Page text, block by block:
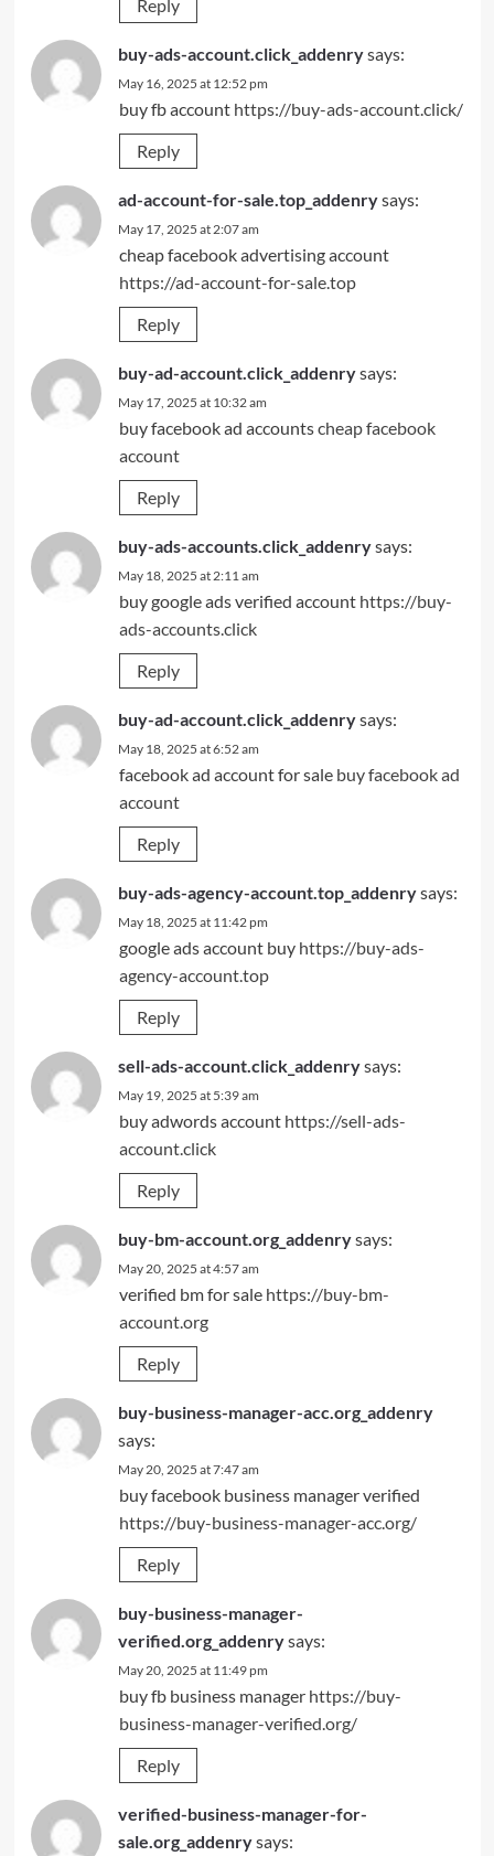
Reply
buy-ads-account.click_addenrysays:
May 16, 2025 at 12:52 pm
buy fb account https://buy-ads-account.click/
Reply
ad-account-for-sale.top_addenrysays:
May 17, 2025 at 2:07 am
cheap facebook advertising account
https://ad-account-for-sale.top
Reply
buy-ad-account.click_addenrysays:
May 17, 2025 at 10:32 am
buy facebook ad accountscheap facebook
account
Reply
buy-ads-accounts.click_addenrysays:
May 18, 2025 at 2:11 am
buy google ads verified account https://buy-
ads-accounts.click
Reply
buy-ad-account.click_addenrysays:
May 18, 2025 at 6:52 am
facebook ad account for sale buy facebook ad
account
Reply
buy-ads-agency-account.top_addenrysays:
May 18, 2025 at 11:42 pm
google ads account buy https://buy-ads-
agency-account.top
Reply
sell-ads-account.click_addenrysays:
May 19, 2025 at 5:39 am
buy adwords account https://sell-ads-
account.click
Reply
buy-bm-account.org_addenrysays:
May 20, 2025 at 4:57 am
verified bm for sale https://buy-bm-
account.org
Reply
buy-business-manager-acc.org_addenry
says:
May 20, 2025 at 7:47 am
buy facebook business manager verified
https://buy-business-manager-acc.org/
Reply
buy-business-manager-
verified.org_addenrysays:
May 20, 2025 at 11:49 pm
buy fb business manager https://buy-
business-manager-verified.org/
Reply
verified-business-manager-for-
sale.org_addenrysays: